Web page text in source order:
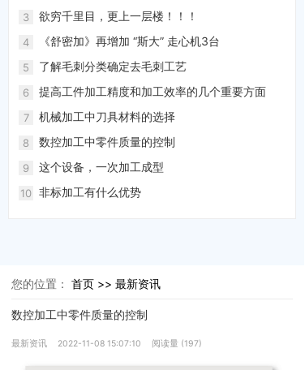
3 欲穷千里目，更上一层楼！！！
4 《舒密加》再增加 “斯大” 走心机3台
5 了解毛刺分类确定去毛刺工艺
6 提高工件加工精度和加工效率的几个重要方面
7 机械加工中刀具材料的选择
8 数控加工中零件质量的控制
9 这个设备，一次加工成型
10 非标加工有什么优势
您的位置： 首页 >> 最新资讯
数控加工中零件质量的控制
最新资讯 2022-11-08 15:07:10 阅读量 (197)